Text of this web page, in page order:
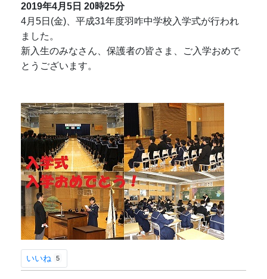
2019年4月5日 20時25分
4月5日(金)、平成31年度羽咋中学校入学式が行われ
ました。
新入生のみなさん、保護者の皆さま、ご入学おめで
とうございます。
いいね 5